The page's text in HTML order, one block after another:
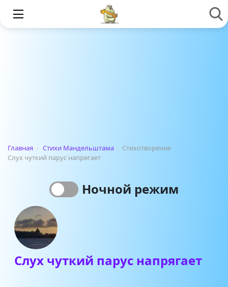
Главная › Стихи Мандельштама › Стихотворение
Слух чуткий парус напрягает
Ночной режим
Слух чуткий парус напрягает